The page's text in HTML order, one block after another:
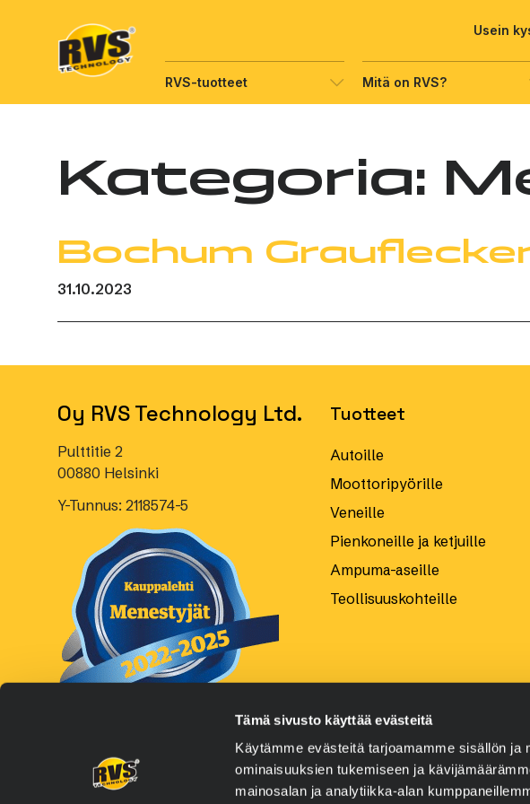
Tämä sivusto käyttää evästeitä
Käytämme evästeitä tarjoamamme sisällön ja
ominaisuuksien tukemiseen ja
mainosalan ja analytiikka-alan
Usein
RVS-tuotteet Mitä on RVS?
Kategoria:
Bochum
31.10.2023
Oy RVS Technology Ltd.
Pulttitie 2
00880 Helsinki
Y-Tunnus: 2118574-5
Tuotteet
Autoille
Moottoripyörille
Veneille
Pienkoneille ja ketjuille
Ampuma-aseille
Teollisuuskohteille